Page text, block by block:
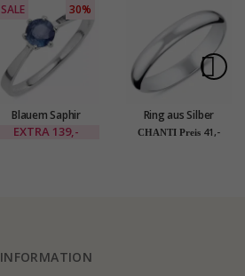
SALE 30%
Blauem Saphir
Solitärring aus Silber
EXTRA 139,-
Ring aus Silber
CHANTI Preis 41,-
INFORMATION